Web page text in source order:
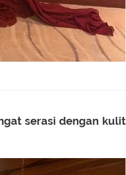
serasi dengan kulit